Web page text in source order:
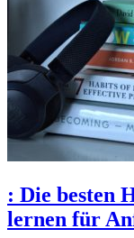
: Die besten
lernen für